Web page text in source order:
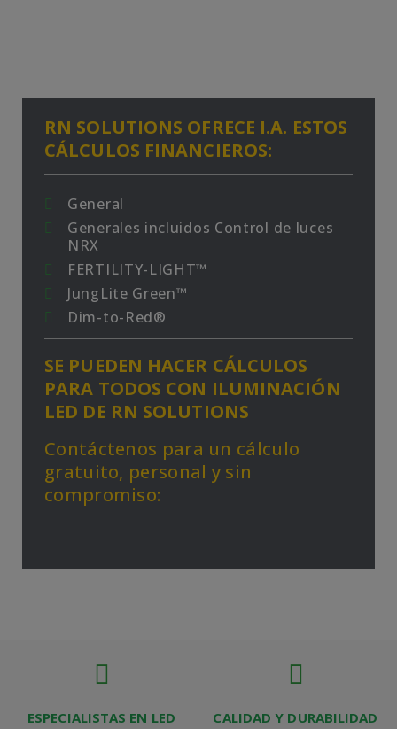
RN SOLUTIONS OFRECE I.A. ESTOS
CÁLCULOS FINANCIEROS:
General
Generales incluidos Control de luces
NRX
FERTILITY-LIGHT™
JungLite Green™
Dim-to-Red®
SE PUEDEN HACER CÁLCULOS
PARA TODOS CON ILUMINACIÓN
LED DE RN SOLUTIONS
Contáctenos para un cálculo
gratuito, personal y sin
compromiso:
ESPECIALISTAS EN LED CALIDAD Y DURABILIDAD